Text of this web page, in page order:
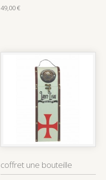
49,00 €
coffret une bouteille